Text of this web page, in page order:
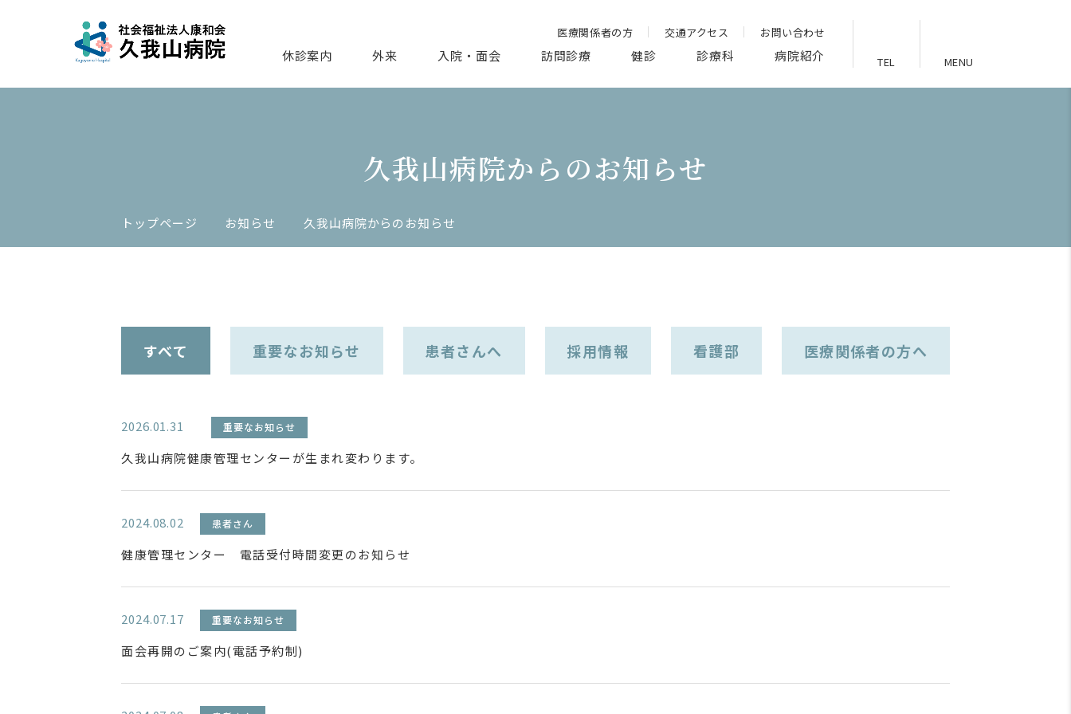
医療関係者の方 交通アクセス お問い合わせ
休診案内 外来 入院・面会 訪問診療 健診 診療科 病院紹介 TEL MENU
久我山病院からのお知らせ
トップページ お知らせ 久我山病院からのお知らせ
すべて 重要なお知らせ 患者さんへ 採用情報 看護部 医療関係者の方へ
2026.01.31 重要なお知らせ
久我山病院健康管理センターが生まれ変わります。
2024.08.02 患者さん
健康管理センター 電話受付時間変更のお知らせ
2024.07.17 重要なお知らせ
面会再開のご案内(電話予約制)